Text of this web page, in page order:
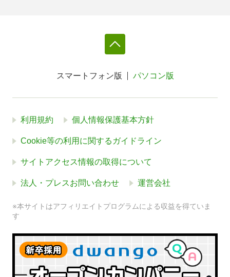
スマートフォン版 パソコン版
利用規約 個人情報保護基本方針
Cookie等の利用に関するガイドライン
サイトアクセス情報の取得について
法人・プレスお問い合わせ 運営会社
※本サイトはアフィリエイトプログラムによる収益を得ていま
す